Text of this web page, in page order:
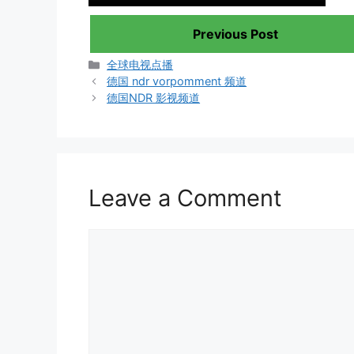
Previous Post
Categories
全球电视点播
德国 ndr vorpomment 频道
德国NDR 影视频道
Leave a Comment